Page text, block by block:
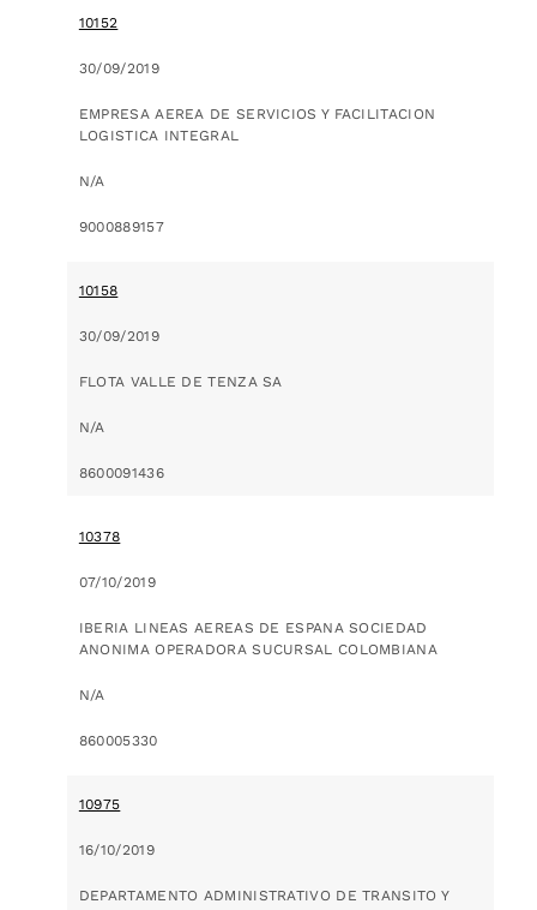
10152
30/09/2019
EMPRESA AEREA DE SERVICIOS Y FACILITACION
LOGISTICA INTEGRAL
N/A
9000889157
10158
30/09/2019
FLOTA VALLE DE TENZA SA
N/A
8600091436
10378
07/10/2019
IBERIA LINEAS AEREAS DE ESPANA SOCIEDAD
ANONIMA OPERADORA SUCURSAL COLOMBIANA
N/A
860005330
10975
16/10/2019
DEPARTAMENTO ADMINISTRATIVO DE TRANSITO Y